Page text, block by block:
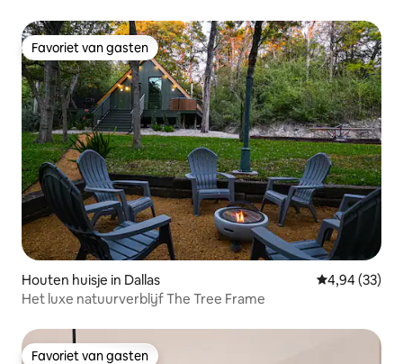
Favoriet van gasten
Favoriet van gasten
Houten huisje in Dallas Gemiddelde
4,94 (33)
Het luxe natuurverblijf The Tree Frame
Favoriet van gasten